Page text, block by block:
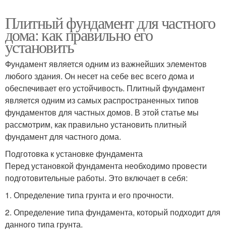
Плитный фундамент для частного
дома: как правильно его
установить
Фундамент является одним из важнейших элементов
любого здания. Он несет на себе вес всего дома и
обеспечивает его устойчивость. Плитный фундамент
является одним из самых распространенных типов
фундаментов для частных домов. В этой статье мы
рассмотрим, как правильно установить плитный
фундамент для частного дома.
Подготовка к установке фундамента
Перед установкой фундамента необходимо провести
подготовительные работы. Это включает в себя:
1. Определение типа грунта и его прочности.
2. Определение типа фундамента, который подходит для
данного типа грунта.